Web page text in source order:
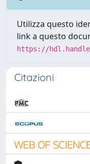
Utilizza questo
link a questo
https://
Citazioni